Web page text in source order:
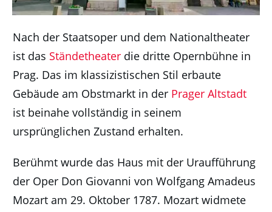
Nach der Staatsoper und dem Nationaltheater
ist das Ständetheater die dritte Opernbühne in
Prag. Das im klassizistischen Stil erbaute
Gebäude am Obstmarkt in der Prager Altstadt
ist beinahe vollständig in seinem
ursprünglichen Zustand erhalten.
Berühmt wurde das Haus mit der Uraufführung
der Oper Don Giovanni von Wolfgang Amadeus
Mozart am 29. Oktober 1787. Mozart widmete